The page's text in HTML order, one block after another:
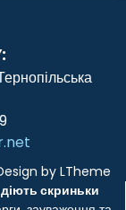
byLTheme
скриньки